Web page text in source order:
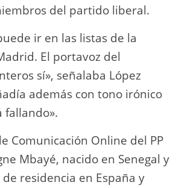
del partido liberal.
ir en las listas de la
El portavoz del
sí», señalaba López
además con tono irónico
fallando».
Comunicación Online del PP
Mbayé, nacido en Senegal y
residencia en España y